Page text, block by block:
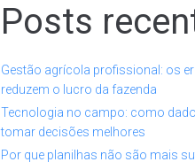
Posts
Gestão agrícola profissional: os
reduzem o lucro da fazenda
Tecnologia no campo: como
tomar decisões melhores
Por que planilhas não são mais